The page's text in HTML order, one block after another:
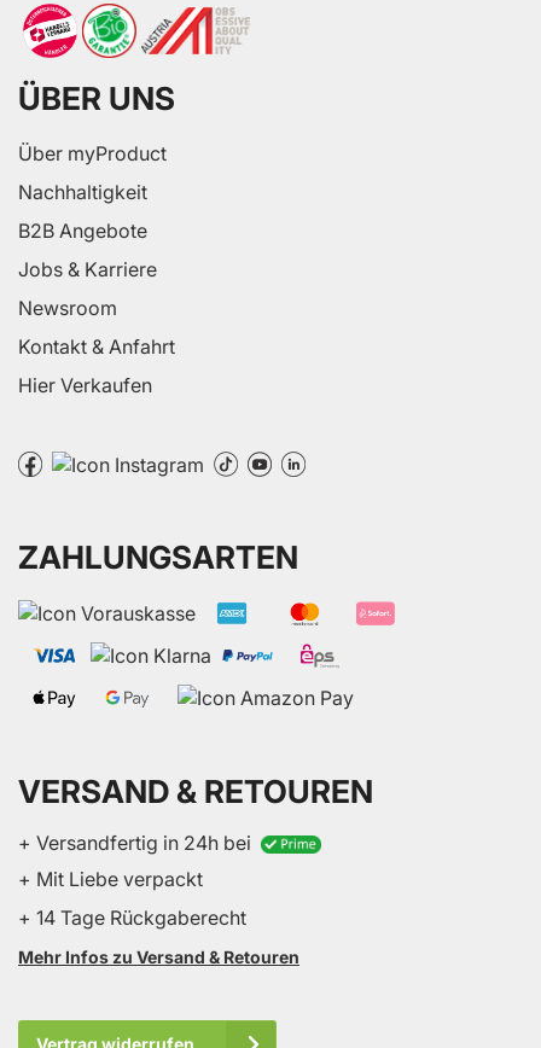
ÜBER UNS
Über myProduct
Nachhaltigkeit
B2B Angebote
Jobs & Karriere
Newsroom
Kontakt & Anfahrt
Hier Verkaufen
ZAHLUNGSARTEN
VERSAND & RETOUREN
+ Versandfertig in 24h bei
+ Mit Liebe verpackt
+ 14 Tage Rückgaberecht
Mehr Infos zu Versand & Retouren